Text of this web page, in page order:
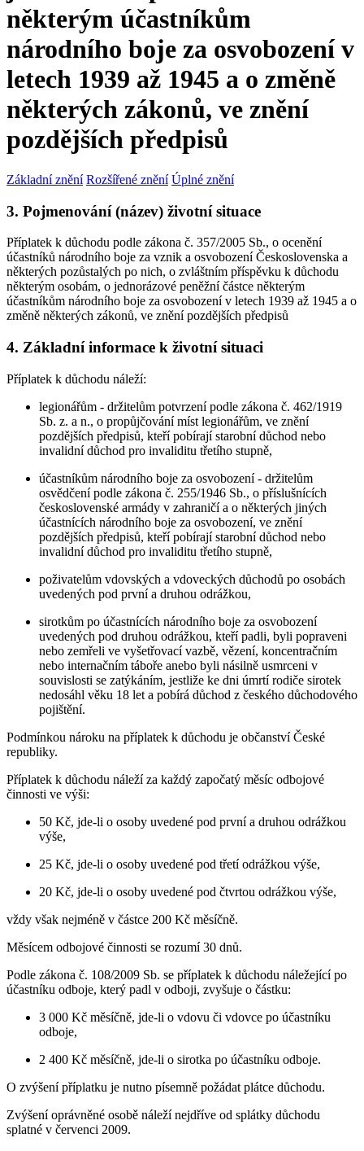
některým účastníkům
národního boje za osvobození v
letech 1939 až 1945 a o změně
některých zákonů, ve znění
pozdějších předpisů
Základní znění Rozšířené znění Úplné znění
3. Pojmenování (název) životní situace
Příplatek k důchodu podle zákona č. 357/2005 Sb., o ocenění
účastníků národního boje za vznik a osvobození Československa a
některých pozůstalých po nich, o zvláštním příspěvku k důchodu
některým osobám, o jednorázové peněžní částce některým
účastníkům národního boje za osvobození v letech 1939 až 1945 a o
změně některých zákonů, ve znění pozdějších předpisů
4. Základní informace k životní situaci
Příplatek k důchodu náleží:
legionářům - držitelům potvrzení podle zákona č. 462/1919
Sb. z. a n., o propůjčování míst legionářům, ve znění
pozdějších předpisů, kteří pobírají starobní důchod nebo
invalidní důchod pro invaliditu třetího stupně,
účastníkům národního boje za osvobození - držitelům
osvědčení podle zákona č. 255/1946 Sb., o příslušnících
československé armády v zahraničí a o některých jiných
účastnících národního boje za osvobození, ve znění
pozdějších předpisů, kteří pobírají starobní důchod nebo
invalidní důchod pro invaliditu třetího stupně,
poživatelům vdovských a vdoveckých důchodů po osobách
uvedených pod první a druhou odrážkou,
sirotkům po účastnících národního boje za osvobození
uvedených pod druhou odrážkou, kteří padli, byli popraveni
nebo zemřeli ve vyšetřovací vazbě, vězení, koncentračním
nebo internačním táboře anebo byli násilně usmrceni v
souvislosti se zatýkáním, jestliže ke dni úmrtí rodiče sirotek
nedosáhl věku 18 let a pobírá důchod z českého důchodového
pojištění.
Podmínkou nároku na příplatek k důchodu je občanství České
republiky.
Příplatek k důchodu náleží za každý započatý měsíc odbojové
činnosti ve výši:
50 Kč, jde-li o osoby uvedené pod první a druhou odrážkou
výše,
25 Kč, jde-li o osoby uvedené pod třetí odrážkou výše,
20 Kč, jde-li o osoby uvedené pod čtvrtou odrážkou výše,
vždy však nejméně v částce 200 Kč měsíčně.
Měsícem odbojové činnosti se rozumí 30 dnů.
Podle zákona č. 108/2009 Sb. se příplatek k důchodu náležející po
účastníku odboje, který padl v odboji, zvyšuje o částku:
3 000 Kč měsíčně, jde-li o vdovu či vdovce po účastníku
odboje,
2 400 Kč měsíčně, jde-li o sirotka po účastníku odboje.
O zvýšení příplatku je nutno písemně požádat plátce důchodu.
Zvýšení oprávněné osobě náleží nejdříve od splátky důchodu
splatné v červenci 2009.